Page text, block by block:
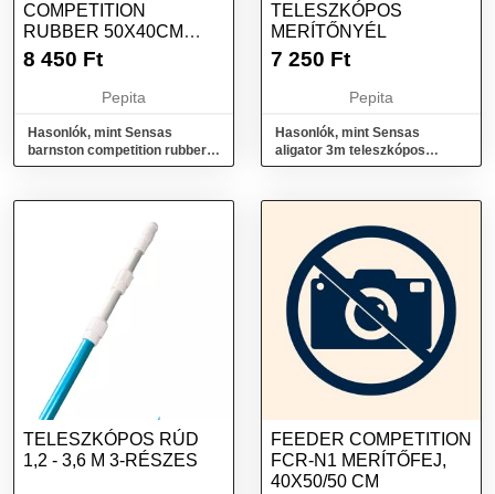
COMPETITION
RUBBER 50X40CM
MERÍTŐFEJ
8 450 Ft
Pepita
Hasonlók, mint Sensas
barnston competition rubber
50x40cm merítőfej
TELESZKÓPOS
MERÍTŐNYÉL
7 250 Ft
Pepita
Hasonlók, mint Sensas
aligator 3m teleszkópos
merítőnyél
TELESZKÓPOS RÚD
1,2 - 3,6 M 3-RÉSZES
FEEDER COMPETITION
FCR-N1 MERÍTŐFEJ,
40X50/50 CM